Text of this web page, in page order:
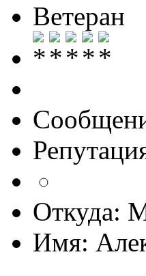
Ветеран
Откуда:
Имя: